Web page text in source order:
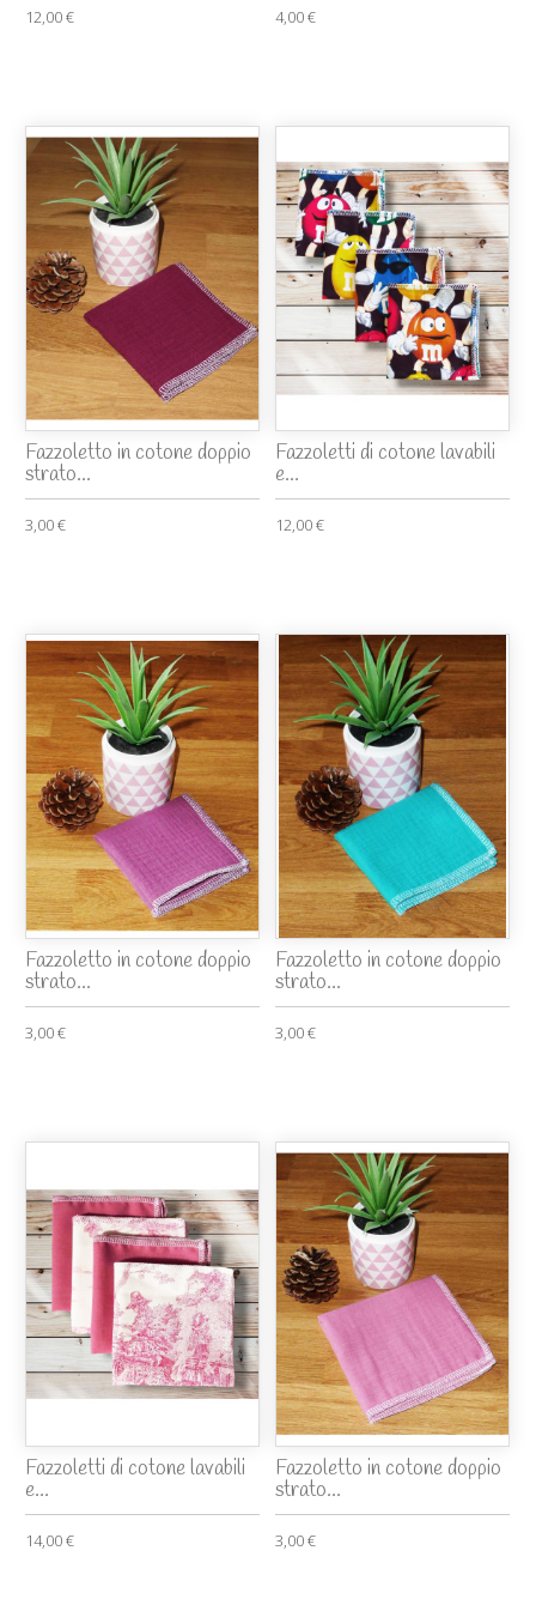
12,00 € 4,00 €
Fazzoletto in cotone doppio
strato...
3,00 €
Fazzoletti di cotone lavabili
e...
12,00 €
Fazzoletto in cotone doppio
strato...
3,00 €
Fazzoletto in cotone doppio
strato...
3,00 €
Fazzoletti di cotone lavabili
e...
14,00 €
Fazzoletto in cotone doppio
strato...
3,00 €